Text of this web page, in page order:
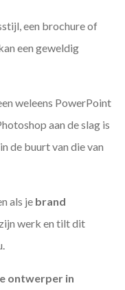
een brochure of
een geweldig
weleens PowerPoint
aan de slag is
de buurt van die van
als je brand
werk en tilt dit
ontwerper in